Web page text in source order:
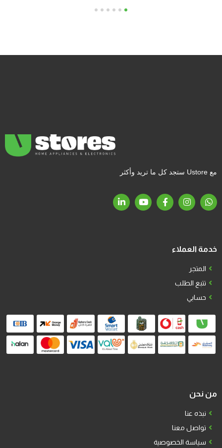
1
2
مع Ustore ستجد كل ما تريد وأكثر
خدمة العملاء
المتجر
تتبع الطلب
حسابي
من نحن
نبذه عنا
تواصل معنا
سياسة الخصوصية